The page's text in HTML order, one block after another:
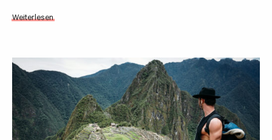
Weiterlesen